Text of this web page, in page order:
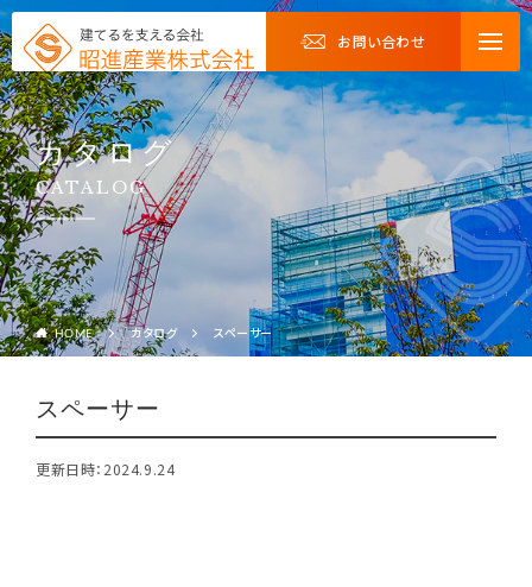
お問い合わせ
カタログ
CATALOG
HOME カタログ スペーサー
スペーサー
更新日時：2024.9.24